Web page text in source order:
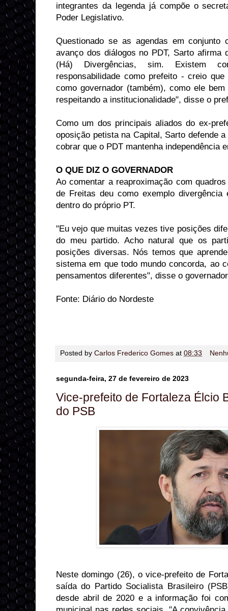
integrantes da legenda já compõe o
Poder Legislativo.
Questionado se as agendas em conjunto
avanço dos diálogos no PDT, Sarto afirma
(Há) Divergências, sim. Existem
responsabilidade como prefeito - creio
como governador (também), como ele
respeitando a institucionalidade", disse o
Como um dos principais aliados do ex-
oposição petista na Capital, Sarto defende
cobrar que o PDT mantenha independência
O QUE DIZ O GOVERNADOR
Ao comentar a reaproximação com
de Freitas deu como exemplo divergência
dentro do próprio PT.
"Eu vejo que muitas vezes tive posições
do meu partido. Acho natural que os
posições diversas. Nós temos que
sistema em que todo mundo concorda, ao
pensamentos diferentes", disse o
Fonte: Diário do Nordeste
Posted by Carlos Frederico Gomes at 08:33
segunda-feira, 27 de fevereiro de 2023
Vice-prefeito de Fortaleza Élcio
do PSB
Neste domingo (26), o vice-prefeito de
saída do Partido Socialista Brasileiro
desde abril de 2020 e a informação foi